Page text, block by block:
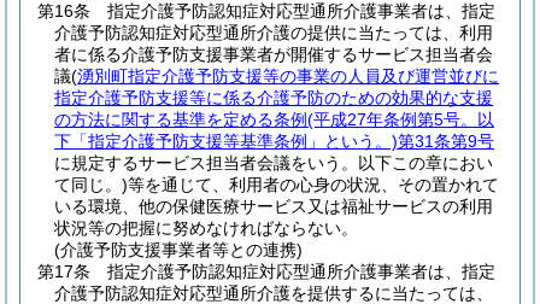
第16条
指定介護予防認知症対応型通所介護事業者は、指定
介護予防認知症対応型通所介護の提供に当たっては、利用
者に係る介護予防支援事業者が開催するサービス担当者会
議(湧別町指定介護予防支援等の事業の人員及び運営並びに
指定介護予防支援等に係る介護予防のための効果的な支援
の方法に関する基準を定める条例(平成27年条例第5号。以
下「指定介護予防支援等基準条例」という。)第31条第9号
に規定するサービス担当者会議をいう。以下この章におい
て同じ。)等を通じて、利用者の心身の状況、その置かれて
いる環境、他の保健医療サービス又は福祉サービスの利用
状況等の把握に努めなければならない。
(介護予防支援事業者等との連携)
第17条
指定介護予防認知症対応型通所介護事業者は、指定
介護予防認知症対応型通所介護を提供するに当たっては、